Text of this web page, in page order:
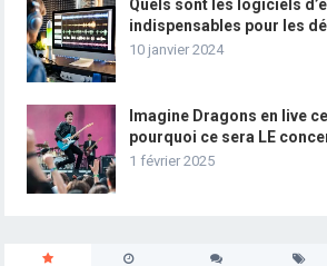
Quels sont les logiciels
indispensables pour les
10 janvier 2024
Imagine Dragons en live
pourquoi ce sera LE
1 février 2025